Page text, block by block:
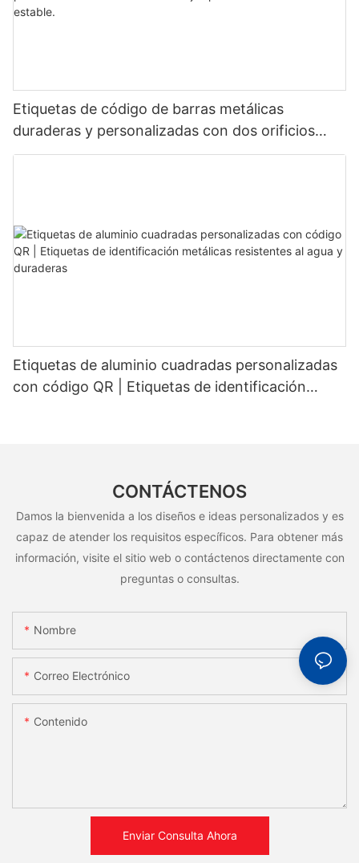
Etiquetas de código de barras metálicas
duraderas y personalizadas con dos orificios
fijos para un reconocimiento estable.
Etiquetas de aluminio cuadradas personalizadas
con código QR | Etiquetas de identificación
CONTÁCTENOS
Damos la bienvenida a los diseños e ideas personalizados y es
capaz de atender los requisitos específicos. Para obtener más
información, visite el sitio web o contáctenos directamente con
preguntas o consultas.
Nombre
Correo Electrónico
Contenido
Enviar Consulta Ahora